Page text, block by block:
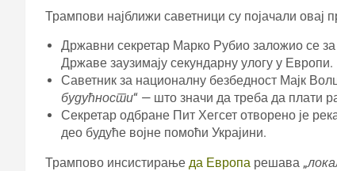
Трампови најближи саветници су појачали овај
Државни секретар Марко Рубио заложио се
Државе заузимају секундарну улогу у Европи.
Саветник за националну безбедност Мајк
будућности“ — што значи да треба да плати
Секретар одбране Пит Хегсет отворено је
део будуће војне помоћи Украјини.
Трампово инсистирање да Европа решава „